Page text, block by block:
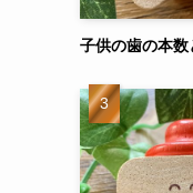
子供の歯の本